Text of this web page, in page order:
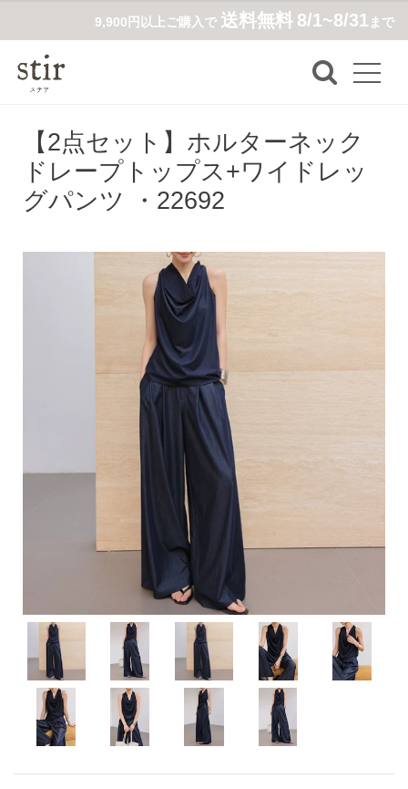
9,900円以上ご購入で 送料無料 8/1~8/31まで
【2点セット】ホルターネック
ドレープトップス+ワイドレッ
グパンツ ・22692